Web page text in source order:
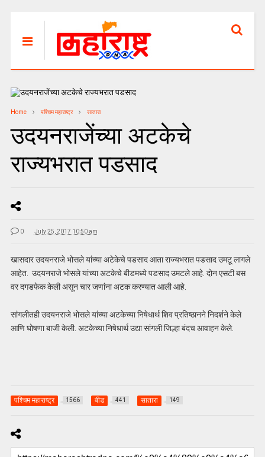
Home पश्चिम महाराष्ट्र सातारा
उदयनराजेंच्या अटकेचे
राज्यभरात पडसाद
0 July 25, 2017 10:50 am
खासदार उदयनराजे भोसले यांच्या अटेकेचे पडसाद आता राज्यभरात पडसाद उमटू लागले
आहेत. उदयनराजे भोसले यांच्या अटकेचे बीडमध्ये पडसाद उमटले आहे. दोन एसटी बस
वर दगडफेक केली असून चार जणांना अटक करण्यात आली आहे.
सांगलीतही उदयनराजे भोसले यांच्या अटकेच्या निषेधार्थ शिव प्रतिष्ठानने निदर्शने केले
आणि घोषणा बाजी केली. अटकेच्या निषेधार्थ उद्या सांगली जिल्हा बंदच आवाहन केले.
पश्चिम महाराष्ट्र 1566 बीड 441 सातारा 149